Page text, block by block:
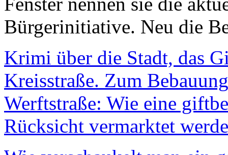
Bürgerinitiative. Neu die
Krimi über die Stadt, das
Kreisstraße. Zum
Werftstraße: Wie eine
Rücksicht vermarktet